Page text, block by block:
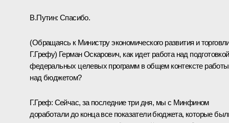
В.Путин: Спасибо.
(Обращаясь к Министру экономического развития и
Г.Грефу) Герман Оскарович, как идет работа над подготовкой
федеральных целевых программ в общем контексте работы
над бюджетом?
Г.Греф: Сейчас, за последние три дня, мы с Минфином
доработали до конца все показатели бюджета, которые